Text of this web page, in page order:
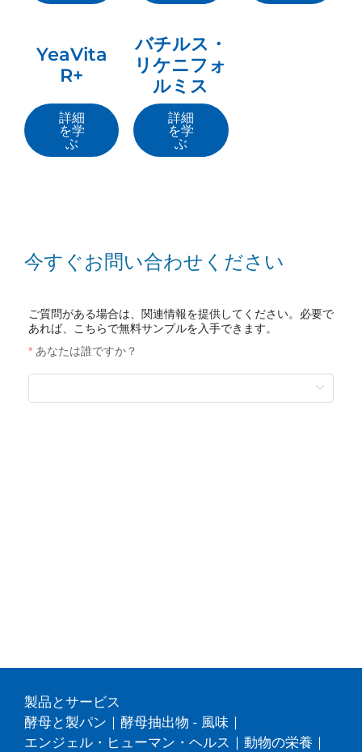
YeaVita
R+
詳細
を学
ぶ
バチルス・
リケニフォ
ルミス
詳細
を学
ぶ
製品とサービス
酵母と製パン | 酵母抽出物 - 風味 |
エンジェル・ヒューマン・ヘルス | 動物の栄養 |